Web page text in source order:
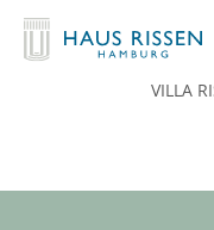
VILLA
ANGEBOTE